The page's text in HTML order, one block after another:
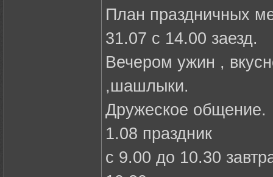
План праздничных
31.07 с 14.00 заезд.
Вечером ужин ,
,шашлыки.
Дружеское общение.
1.08 праздник
с 9.00 до 10.30